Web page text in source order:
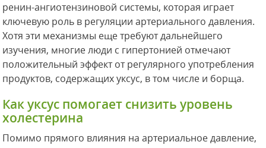
ренин-ангиотензиновой системы, которая играет
ключевую роль в регуляции артериального давления.
Хотя эти механизмы еще требуют дальнейшего
изучения, многие люди с гипертонией отмечают
положительный эффект от регулярного употребления
продуктов, содержащих уксус, в том числе и борща.
Как уксус помогает снизить уровень
холестерина
Помимо прямого влияния на артериальное давление,